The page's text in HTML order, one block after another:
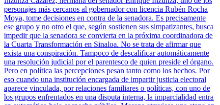
personajes más cercanos al gobernador con licencia Rubén Rocha
Moya, tome decisiones en contra de la senadora. Es precisamente
ese grupo y no otro el que, según sostienen sus simpatizantes, busca
impedir que la senadora se convierta en la próxima coordinadora de
la Cuarta Transformación en Sinaloa. No se trata de afirmar que
exista una conspiración. Tampoco de descalificar automáticamente
una resolución judicial por el parentesco de quien preside el órgano.
Pero en política las percepciones pesan tanto como los hechos. Por
eso cuando una institución encargada de impartir justicia electoral
aparece vinculada, por relaciones familiares o políticas, con uno de
los grupos enfrentados en una disputa interna, la imparcialidad entra